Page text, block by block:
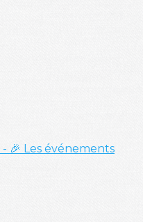
- 🎉 Les événements